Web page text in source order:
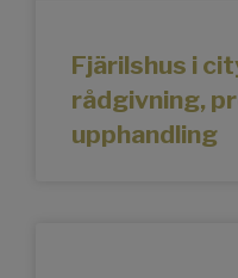
Fjärilshus i
rådgivning,
upphandling